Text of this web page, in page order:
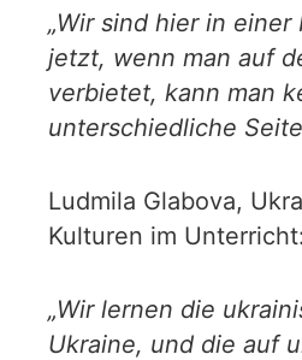
„Wir sind hier in
jetzt, wenn man auf
verbietet, kann man
unterschiedliche
Ludmila Glabova,
Kulturen im Unterricht:
„Wir lernen die
Ukraine, und die auf